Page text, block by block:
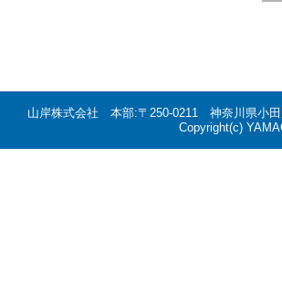
山岸株式会社 本部:〒250-0211 神奈川県小
Copyright(c)